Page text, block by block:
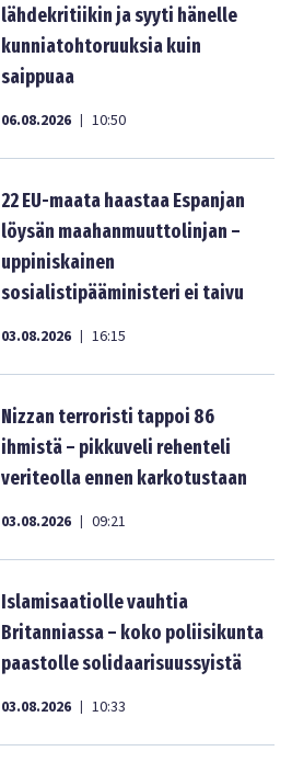
lähdekritiikin ja syyti hänelle
kunniatohtoruuksia kuin
saippuaa
06.08.2026 | 10:50
22 EU-maata haastaa Espanjan
löysän maahanmuuttolinjan –
uppiniskainen
sosialistipääministeri ei taivu
03.08.2026 | 16:15
Nizzan terroristi tappoi 86
ihmistä – pikkuveli rehenteli
veriteolla ennen karkotustaan
03.08.2026 | 09:21
Islamisaatiolle vauhtia
Britanniassa – koko poliisikunta
paastolle solidaarisuussyistä
03.08.2026 | 10:33